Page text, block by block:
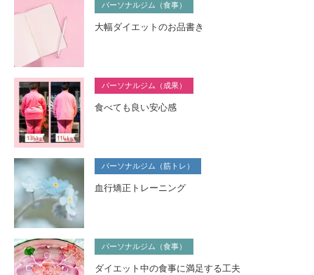
パーソナルジム（食事）
大幅ダイエットのお品書き
パーソナルジム（成果）
食べても良い安心感
パーソナルジム（筋トレ）
血行矯正トレーニング
パーソナルジム（食事）
ダイエット中の食事に満足する工夫